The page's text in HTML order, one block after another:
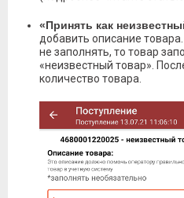
«Принять как
добавить описание
не заполнять, то товар
«неизвестный товар».
количество товара.